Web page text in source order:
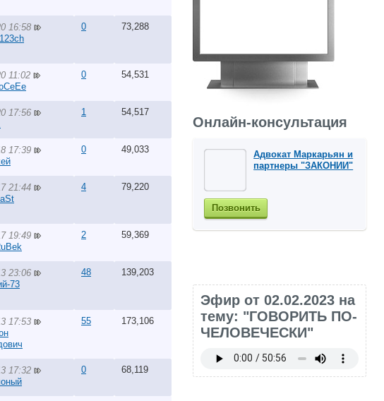
16:58
0 73,288
11:02
0 54,531
17:56
1 54,517
17:39
0 49,033
21:44
4 79,220
19:49
2 59,369
23:06
73
48 139,203
17:53
55 173,106
17:32
0 68,119
Онлайн-консультация
Адвокат Маркарьян и
партнеры "ЗАКОНИИ"
Позвонить
Эфир от 02.02.2023 на
тему: "ГОВОРИТЬ ПО-
ЧЕЛОВЕЧЕСКИ"